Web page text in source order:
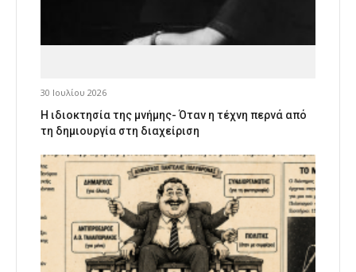
30 Ιουλίου 2026
Η ιδιοκτησία της μνήμης- Όταν η τέχνη περνά από
τη δημιουργία στη διαχείριση